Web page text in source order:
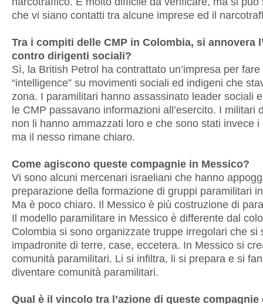
che vi siano contatti tra alcune imprese ed il
Tra i compiti delle CMP in Colombia, si annovera
contro dirigenti sociali?
Sì, la British Petrol ha contrattato un’impresa per
“intelligence” su movimenti sociali ed indigeni che
zona. I paramilitari hanno assassinato leader sociali
le CMP passavano informazioni all’esercito. I militari
non li hanno ammazzati loro e che sono stati invece i
ma il nesso rimane chiaro.
Come agiscono queste compagnie in Messico?
Vi sono alcuni mercenari israeliani che hanno
preparazione della formazione di gruppi paramilitari
Ma è poco chiaro. Il Messico è più costruzione di
Il modello paramilitare in Messico è differente dal
Colombia si sono organizzate truppe irregolari che si
impadronite di terre, case, eccetera. In Messico si
comunità paramilitari. Li si infiltra, li si prepara e si
diventare comunità paramilitari.
Qual è il vincolo tra l’azione di queste compagnie